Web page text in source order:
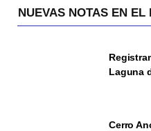
NUEVAS NOTAS EN EL
Laguna
Cerro